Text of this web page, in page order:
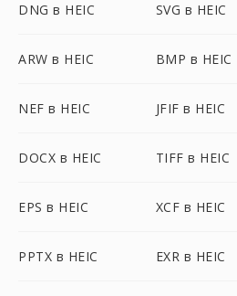
DNG в HEIC SVG в HEIC
ARW в HEIC BMP в HEIC
NEF в HEIC JFIF в HEIC
DOCX в HEIC TIFF в HEIC
EPS в HEIC XCF в HEIC
PPTX в HEIC EXR в HEIC